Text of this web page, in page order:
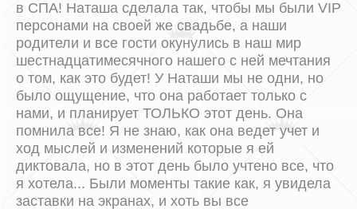
в СПА! Наташа сделала так, чтобы мы были VIP
персонами на своей же свадьбе, а наши
родители и все гости окунулись в наш мир
шестнадцатимесячного нашего с ней мечтания
о том, как это будет! У Наташи мы не одни, но
было ощущение, что она работает только с
нами, и планирует ТОЛЬКО этот день. Она
помнила все! Я не знаю, как она ведет учет и
ход мыслей и изменений которые я ей
диктовала, но в этот день было учтено все, что
я хотела... Были моменты такие как, я увидела
заставки на экранах, и хоть вы все